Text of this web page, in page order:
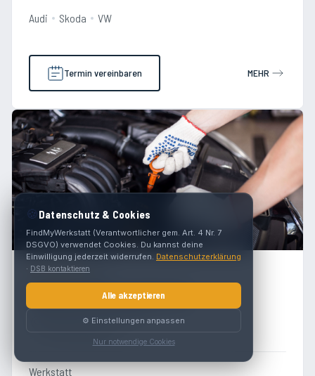
Audi Skoda VW
Termin vereinbaren MEHR
5.0
BestDrive by Continental
Krastowitzer Strasse 9
9020 Klagenfurt
Werkstatt
🍪 Datenschutz & Cookies
FindMyWerkstatt (Verantwortlicher gem. Art. 4 Nr. 7
DSGVO) verwendet Cookies. Du kannst deine
Einwilligung jederzeit widerrufen. Datenschutzerklärung
· DSB kontaktieren
Alle akzeptieren
⚙️ Einstellungen anpassen
Nur notwendige Cookies